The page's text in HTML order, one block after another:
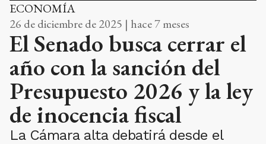
ECONOMÍA
26 de diciembre de 2025 | hace 7 meses
El Senado busca cerrar el
año con la sanción del
Presupuesto 2026 y la ley
de inocencia fiscal
La Cámara alta debatirá desde el